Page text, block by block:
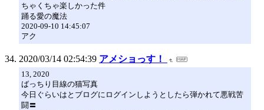
ちゃくちゃ楽しかった件
踊る愛の魔法
2020-09-10 14:45:07
アク
2020/03/14 02:54:39 アメショっす！
13, 2020
ばっちり目線の猫写真
今日ぐらいはとブログにログインしようとしたら弾かれて悪戦苦
闘〓